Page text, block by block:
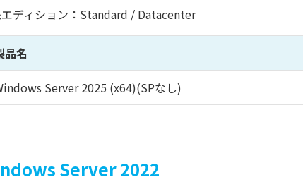
ディション：Standard / Datacenter
品名
Server 2025 (x64)(SPなし)
Server 2022